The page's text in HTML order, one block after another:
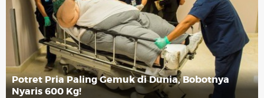
Potret Pria Paling Gemuk di Dunia, Bobotnya
Nyaris 600 Kg!